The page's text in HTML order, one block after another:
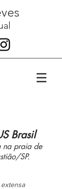
Brasil
na praia de
SP.